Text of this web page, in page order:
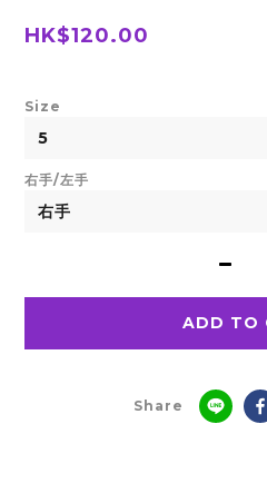
HK$120.00
Size
右手/左手
ADD TO
Share